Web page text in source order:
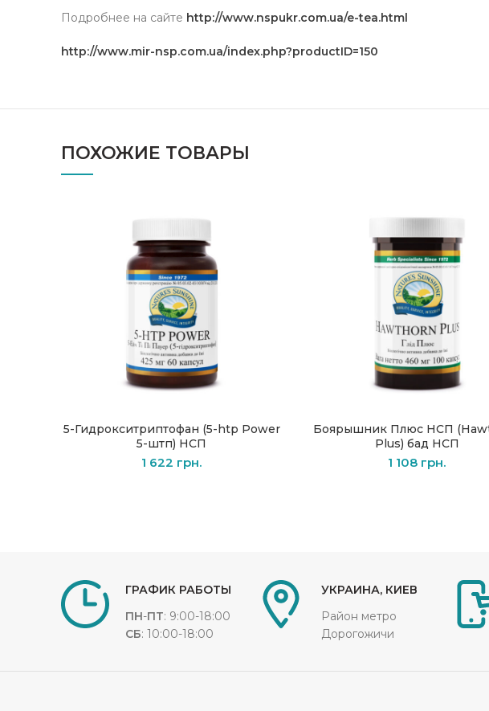
Подробнее на сайте http://www.nspukr.com.ua/e-tea.html
http://www.mir-nsp.com.ua/index.php?productID=150
ПОХОЖИЕ ТОВАРЫ
В КОРЗИНУ
5-Гидрокситриптофан (5-htp Power
5-штп) НСП
1 622 грн.
В КОРЗИНУ
Боярышник Плюс НСП
Plus) бад НСП
1 108 грн.
ГРАФИК РАБОТЫ
ПН-ПТ: 9:00-18:00
СБ: 10:00-18:00
УКРАИНА, КИЕВ
Район метро
Дорогожичи